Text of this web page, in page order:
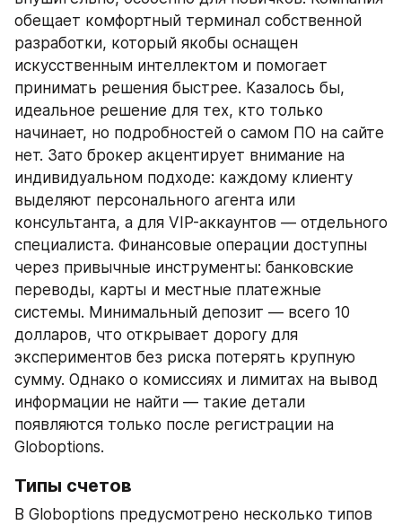
обещает комфортный терминал собственной
разработки, который якобы оснащен
искусственным интеллектом и помогает
принимать решения быстрее. Казалось бы,
идеальное решение для тех, кто только
начинает, но подробностей о самом ПО на сайте
нет. Зато брокер акцентирует внимание на
индивидуальном подходе: каждому клиенту
выделяют персонального агента или
консультанта, а для VIP-аккаунтов — отдельного
специалиста. Финансовые операции доступны
через привычные инструменты: банковские
переводы, карты и местные платежные
системы. Минимальный депозит — всего 10
долларов, что открывает дорогу для
экспериментов без риска потерять крупную
сумму. Однако о комиссиях и лимитах на вывод
информации не найти — такие детали
появляются только после регистрации на
Globoptions.
Типы счетов
В Globoptions предусмотрено несколько типов